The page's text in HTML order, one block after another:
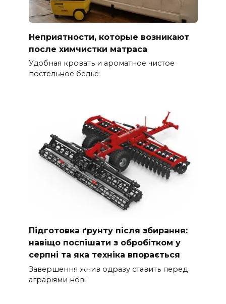
Неприятности, которые возникают
после химчистки матраса
Удобная кровать и ароматное чистое
постельное белье
Підготовка ґрунту після збирання:
навіщо поспішати з обробітком у
серпні та яка техніка впорається
Завершення жнив одразу ставить перед
аграріями нові